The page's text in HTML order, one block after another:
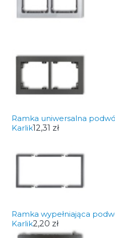
Ramka uniwersalna
Karlik12,31 zł
Ramka wypełniająca
Karlik2,20 zł